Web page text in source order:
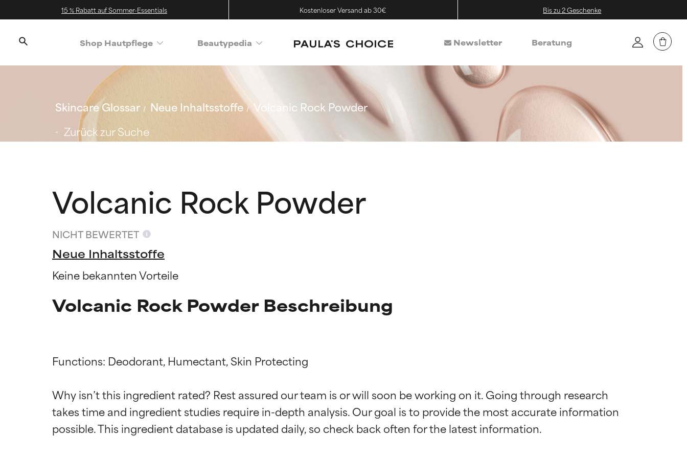
15 % Rabatt auf Sommer-Essentials Kostenloser Versand ab 30€ Bis zu 2 Geschenke
Shop Hautpflege Beautypedia Newsletter Beratung
Skincare Glossar Neue Inhaltsstoffe
Volcanic Rock Powder
Zurück zur Suche
Volcanic Rock Powder
NICHT BEWERTET
Neue Inhaltsstoffe
Keine bekannten Vorteile
Volcanic Rock Powder Beschreibung
Functions: Deodorant, Humectant, Skin Protecting
Why isn’t this ingredient rated? Rest assured our team is or will soon be working on it. Going through research
takes time and ingredient studies require in-depth analysis. Our goal is to provide the most accurate information
Bewertung der Inhaltsstoffe
Bewertung der Inhaltsstoffe